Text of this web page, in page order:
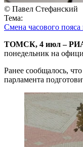
© Павел Стефанский
Тема:
Смена часового
ТОМСК, 4 июл –
понедельник на
Ранее сообщалось,
парламента